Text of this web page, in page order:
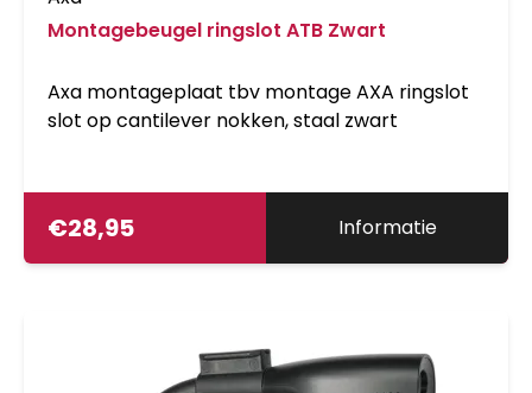
Montagebeugel ringslot ATB Zwart
Axa montageplaat tbv montage AXA ringslot
slot op cantilever nokken, staal zwart
€28,95 Informatie